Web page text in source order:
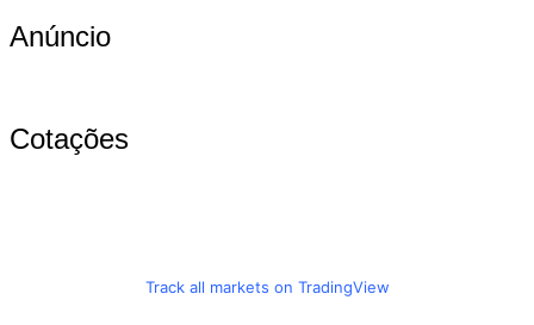
Anúncio
Cotações
Track all markets on TradingView